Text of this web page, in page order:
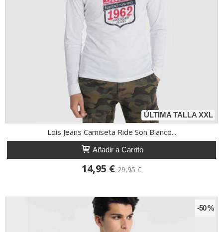
ÚLTIMA TALLA XXL
Lois Jeans Camiseta Ride Son Blanco...
Añadir a Carrito
14,95 € 29,95 €
-50 %